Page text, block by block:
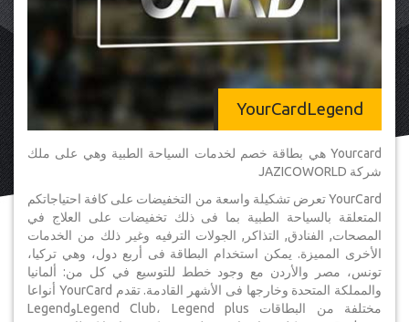
YourCardLegend
Yourcard هي بطاقة خصم لخدمات السياحة الطبية وهي على ملك
شركة JAZICOWORLD
YourCard تعرض تشكيلة واسعة من التخفيضات على كافة احتياجاتكم
المتعلقة بالسياحة الطبية بما فى ذلك تخفيضات على العلاج في
المصحات, الفنادق, التذاكر, الجولات الترفيه وغير ذلك من الخدمات
الأخرى المميزة. يمكن استخدام البطاقة فى أربع دول، وهي تركيا،
تونس، مصر والأردن مع وجود خطط للتوسيع في كل من: ألمانيا
والمملكة المتحدة وخارجها فى الأشهر القادمة. تقدم YourCard أنواعا
مختلفة من البطاقات Legend Club، Legend plusوLegend